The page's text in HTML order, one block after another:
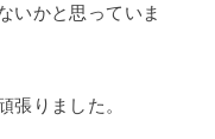
いかと思っていま
張りました。